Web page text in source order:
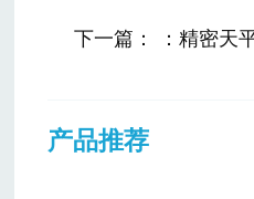
下一篇： ：精密天
产品推荐